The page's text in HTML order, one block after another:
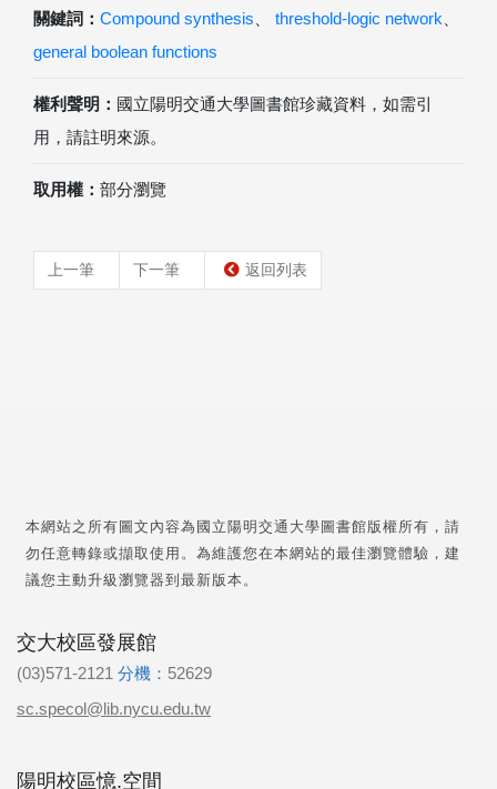
關鍵詞： Compound synthesis threshold-logic network
general boolean functions
權利聲明： 國立陽明交通大學圖書館珍藏資料，如需引
用，請註明來源。
取用權： 部分瀏覽
上一筆 下一筆 返回列表
本網站之所有圖文內容為國立陽明交通大學圖書館版權所有，請
勿任意轉錄或擷取使用。為維護您在本網站的最佳瀏覽體驗，建
議您主動升級瀏覽器到最新版本。
交大校區發展館
(03)571-2121 分機： 52629
sc.specol@lib.nycu.edu.tw
陽明校區憶.空間